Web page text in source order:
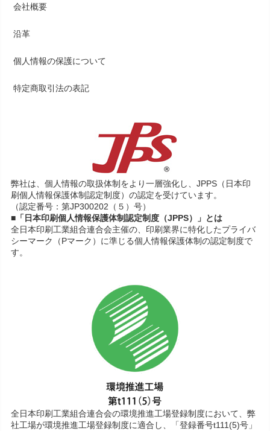
会社概要
沿革
個人情報の保護について
特定商取引法の表記
弊社は、個人情報の取扱体制をより一層強化し、JPPS（日本印
刷個人情報保護体制認定制度）の認定を受けています。
（認定番号：第JP300202（５）号）
■「日本印刷個人情報保護体制認定制度（JPPS）」とは
全日本印刷工業組合連合会主催の、印刷業界に特化したプライバ
シーマーク（Pマーク）に準じる個人情報保護体制の認定制度で
す。
全日本印刷工業組合連合会の環境推進工場登録制度において、弊
社工場が環境推進工場登録制度に適合し、「登録番号t111(5)号」